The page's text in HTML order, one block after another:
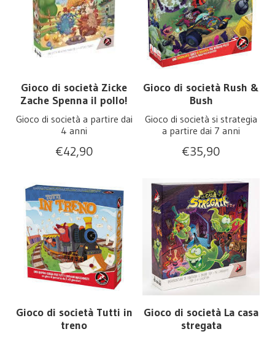
Gioco di società Zicke
Zache Spenna il pollo!
Gioco di società a partire dai
4 anni
€42,90
Gioco di società Rush &
Bush
Gioco di società si strategia
a partire dai 7 anni
€35,90
Gioco di società Tutti in
treno
Gioco di società La casa
stregata